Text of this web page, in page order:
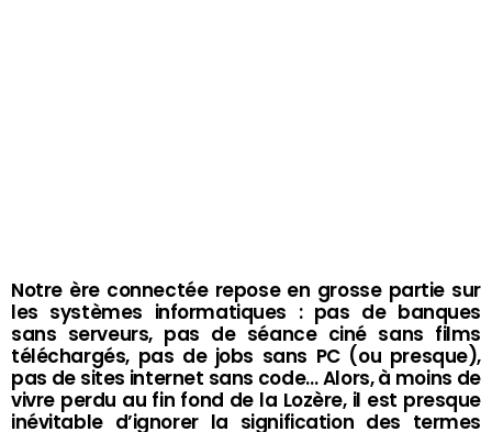
Notre ère connectée repose en grosse partie sur
les systèmes informatiques : pas de banques
sans serveurs, pas de séance ciné sans films
téléchargés, pas de jobs sans PC (ou presque),
pas de sites internet sans code… Alors, à moins de
vivre perdu au fin fond de la Lozère, il est presque
inévitable d’ignorer la signification des termes